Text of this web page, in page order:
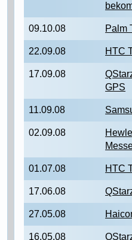
09.10.08 Palm
22.09.08 HTC
17.09.08
GPS
11.09.08
02.09.08
01.07.08 HTC
17.06.08
27.05.08
16.05.08